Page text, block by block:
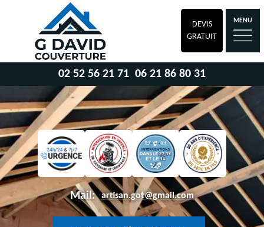
DEVIS
GRATUIT
MENU
02 52 56 21 71 06 21 86 80 31
Mail: artisan.got@gmail.com